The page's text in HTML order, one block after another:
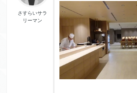
さすらいサラ
リーマン